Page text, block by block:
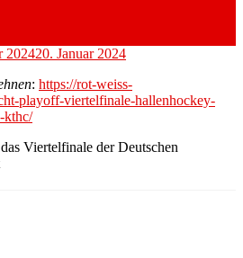
202420. Januar 2024
: https://rot-weiss-
playoff-viertelfinale-hallenhockey-
kthc/
Viertelfinale der Deutschen